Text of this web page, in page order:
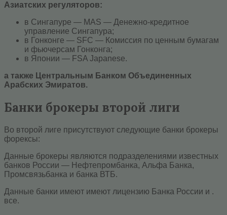
Азиатских регуляторов:
в Сингапуре — MAS — Денежно-кредитное
управление Сингапура;
в Гонконге — SFC — Комиссия по ценным бумагам
и фьючерсам Гонконга;
в Японии — FSA Japanese.
а также Центральным Банком Объединенных
Арабских Эмиратов.
Банки брокеры второй лиги
Во второй лиге присутствуют следующие банки брокеры
форексы:
Данные брокеры являются подразделениями известных
банков России — Нефтепромбанка, Альфа Банка,
Промсвязьбанка и банка ВТБ.
Данные банки имеют имеют лицензию Банка России и .
все.